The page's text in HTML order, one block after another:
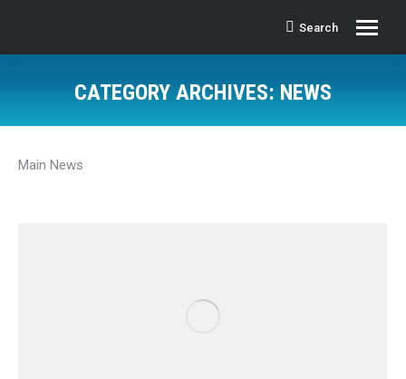
Search:
Search
CATEGORY ARCHIVES: NEWS
Main News